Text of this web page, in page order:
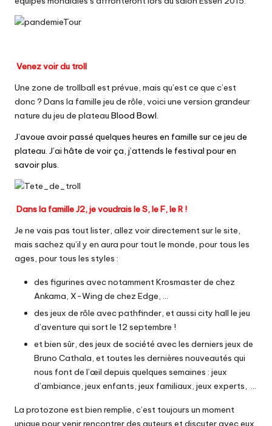
Venez voir du troll
Une zone de trollball est prévue, mais qu’est ce que c’est
donc ? Dans la famille jeu de rôle, voici une version grandeur
nature du jeu de plateau Blood Bowl.
J’avoue avoir passé quelques heures en famille sur ce jeu de
plateau. J’ai hâte de voir ça, j’attends le festival pour en
savoir plus.
Dans la famille J2, je voudrais le S, le F, le R !
Je ne vais pas tout lister, allez voir directement sur le site,
mais sachez qu’il y en aura pour tout le monde, pour tous les
ages, pour tous les styles :
des figurines avec notammentKrosmasterde chez
Ankama, X-Wing de chez Edge, …
des jeux de rôle avecpathfinder, et aussi city hall le jeu
d’aventure qui sort le 12 septembre !
et bien sûr, des jeux de société avec les derniers jeux de
Bruno Cathala, et toutes les dernières nouveautés qui
nous font de l’œil depuis quelques semaines : jeux
d’ambiance, jeux enfants, jeux familiaux, jeux experts, …
La protozone est bien remplie, c’est toujours un moment
unique pour venir rencontrer des auteurs et discuter avec eux